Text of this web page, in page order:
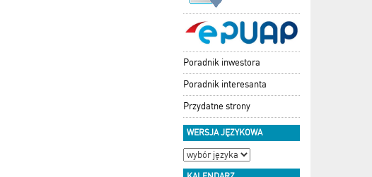
Poradnik inwestora
Poradnik interesanta
Przydatne strony
WERSJA JĘZYKOWA